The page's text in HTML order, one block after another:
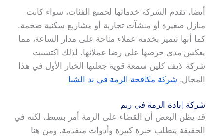
أيضا، تقدم الشركة خدماتها لجميع الفئات، سواء كانت
منازل صغيرة أو منشآت تجارية أو مشاريع سكنية ضخمة.
كما أنها تتميز بخدمة عملاء متاحة على مدار الساعة، مما
يعكس مدى حرصها على رضا عملائها. لذلك اكتسبت
شركة لايف كلين سمعة قوية جعلتها الخيار الأول في هذا
المجال. شركة مكافحة الرمة في ند الشبا
شركة إبادة الرمة في ريم
قد يظن البعض أن القضاء على الرمة أمر بسيط، لكنه في
الحقيقة يتطلب خبرة كبيرة وأدوات متقدمة. ومن هنا